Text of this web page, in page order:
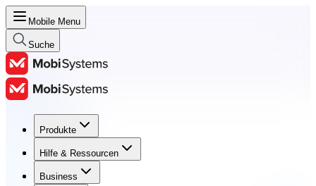
Mobile Menu
Suche
Produkte
Hilfe & Ressourcen
Business
Produkte
Hilfe & Ressourcen
Business